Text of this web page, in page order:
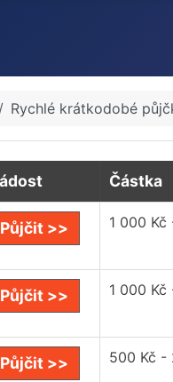
Rychlé krátkodobé
Částka
Půjčit >> 1 000
Půjčit >> 1 000
Půjčit >> 500 Kč -